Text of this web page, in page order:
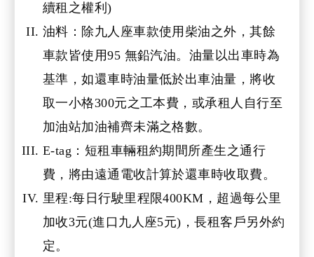
續租之權利)
油料：除九人座車款使用柴油之外，其餘
車款皆使用95 無鉛汽油。油量以出車時為
基準，如還車時油量低於出車油量，將收
取一小格300元之工本費，或承租人自行至
加油站加油補齊未滿之格數。
E-tag：短租車輛租約期間所產生之通行
費，將由遠通電收計算於還車時收取費。
里程:每日行駛里程限400KM，超過每公里
加收3元(進口九人座5元)，長租客戶另外約
定。